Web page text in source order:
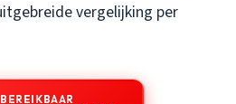
vergelijking per